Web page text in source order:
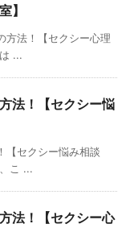
】
方法！【セクシー心理
...
法！【セクシー悩
【セクシー悩み相談
こ ...
法！【セクシー心